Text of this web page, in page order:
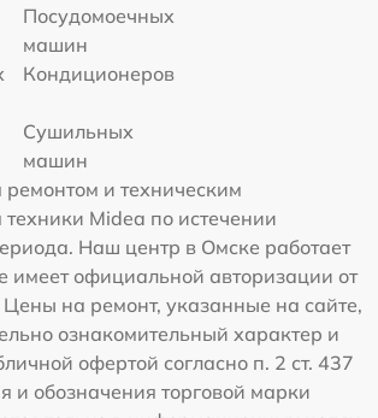
Посудомоечных
машин
Кондиционеров
Сушильных
машин
и техническим
Midea по истечении
Наш центр в Омске работает
имеет официальной авторизации от
Цены на ремонт, указанные на сайте,
ознакомительный характер и
офертой согласно п. 2 ст. 437
и обозначения торговой марки